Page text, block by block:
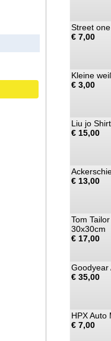
Street
€ 7,00
Kleine
€ 3,00
Liu jo Shirt
€ 15,00
€ 13,00
Tom
30x30cm
€ 17,00
Goodyear
€ 35,00
HPX Auto
€ 7,00